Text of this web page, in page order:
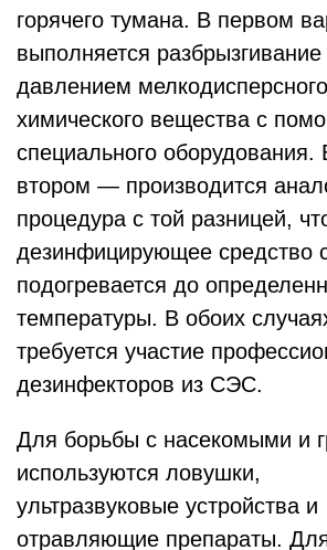
горячего тумана. В первом
выполняется
давлением мелкодисперсного
химического вещества с
специального оборудования.
втором — производится
процедура с той разницей,
дезинфицирующее средство
подогревается до
температуры. В обоих
требуется участие
дезинфекторов из СЭС.
Для борьбы с насекомыми и
используются ловушки,
ультразвуковые устройства и
отравляющие препараты.